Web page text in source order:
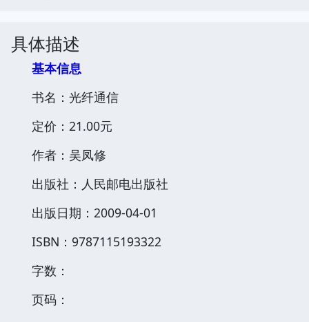
具体描述
基本信息
书名：光纤通信
定价：21.00元
作者：吴凤修
出版社：人民邮电出版社
出版日期：2009-04-01
ISBN：9787115193322
字数：
页码：